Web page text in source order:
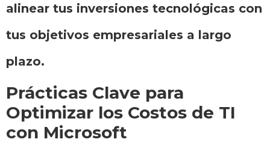
alinear tus inversiones tecnológicas con
tus objetivos empresariales a largo
plazo.
Prácticas Clave para
Optimizar los Costos de TI
con Microsoft